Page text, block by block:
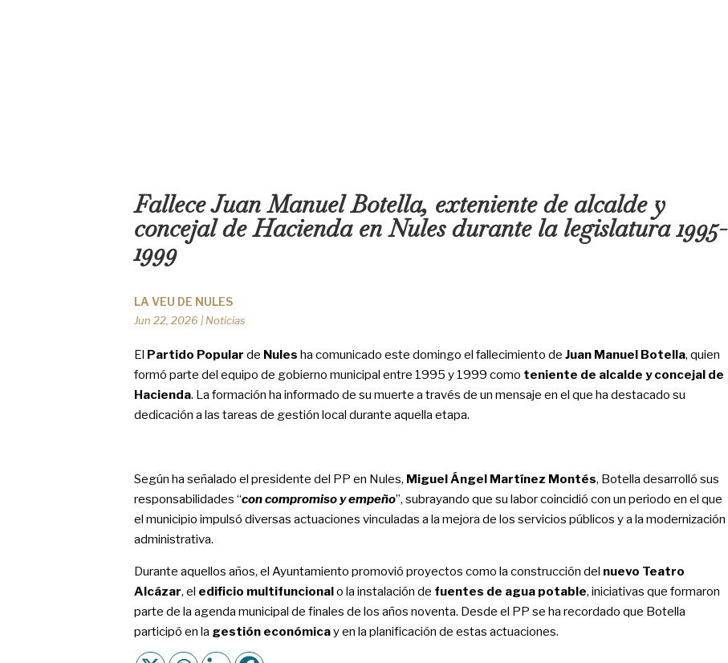
Fallece Juan Manuel Botella, exteniente de alcalde y
concejal de Hacienda en Nules durante la legislatura 1995-
1999
LA VEU DE NULES
Jun 22, 2026 | Noticias
El Partido Popular de Nules ha comunicado este domingo el fallecimiento de Juan Manuel Botella, quien
formó parte del equipo de gobierno municipal entre 1995 y 1999 como teniente de alcalde y concejal de
Hacienda. La formación ha informado de su muerte a través de un mensaje en el que ha destacado su
dedicación a las tareas de gestión local durante aquella etapa.
Según ha señalado el presidente del PP en Nules, Miguel Ángel Martínez Montés, Botella desarrolló sus
responsabilidades “con compromiso y empeño”, subrayando que su labor coincidió con un periodo en el que
el municipio impulsó diversas actuaciones vinculadas a la mejora de los servicios públicos y a la modernización
administrativa.
Durante aquellos años, el Ayuntamiento promovió proyectos como la construcción del nuevo Teatro
Alcázar, el edificio multifuncionalo la instalación de fuentes de agua potable, iniciativas que formaron
parte de la agenda municipal de finales de los años noventa. Desde el PP se ha recordado que Botella
participó en la gestión económicay en la planificación de estas actuaciones.